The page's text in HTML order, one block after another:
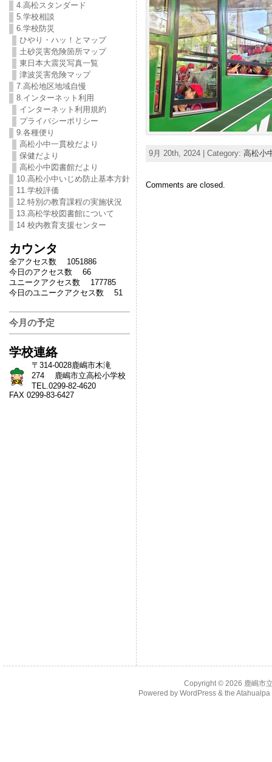
4.高松スタンダード
5.学校相談
6.学校防災
ひやり・ハッ！とマップ
土砂災害危険箇所マップ
東日本大震災写真一覧
津波災害危険マップ
7.高松地区地域自慢
8.インターネット利用
インターネット利用規約
プライバシーポリシー
9.各種便り
高松小中一貫校だより
保健だより
高松小中図書館だより
10.高松小中いじめ防止基本方針
11.学校評価
12.特別の教育課程の実施状況
13.高松学校図書館について
14 校内教育支援センター
カウンタ
全アクセス数 1051886
今日のアクセス数 66
ユニークアクセス数 177785
今日のユニークアクセス数 51
今月の予定
学校連絡
〒314-0028鹿嶋市木滝
274 鹿嶋市立高松小学校
TEL.0299-82-4620
FAX 0299-83-6427
9月 20th, 2024 | Category: 高松小
Comments are closed.
Copyright © 2026 鹿嶋市
Powered by WordPress& the Atahualpa